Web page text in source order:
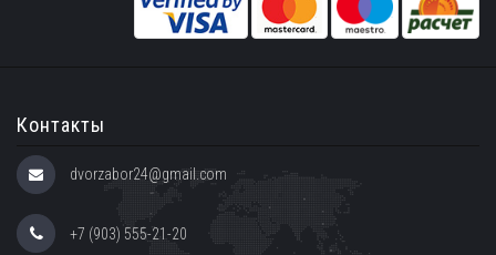
Контакты
dvorzabor24@gmail.com
+7 (903) 555-21-20